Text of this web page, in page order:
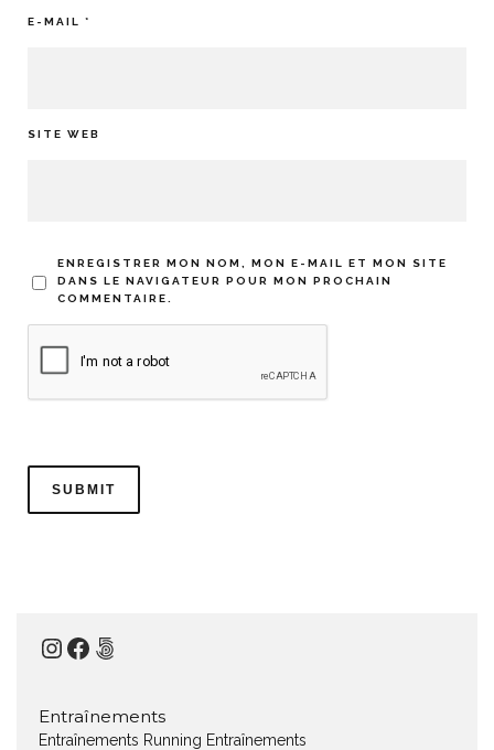
E-MAIL *
SITE WEB
ENREGISTRER MON NOM, MON E-MAIL ET MON SITE
DANS LE NAVIGATEUR POUR MON PROCHAIN
COMMENTAIRE.
Instagram
Facebook
500px
Entraînements
Entraînements Running Entraînements